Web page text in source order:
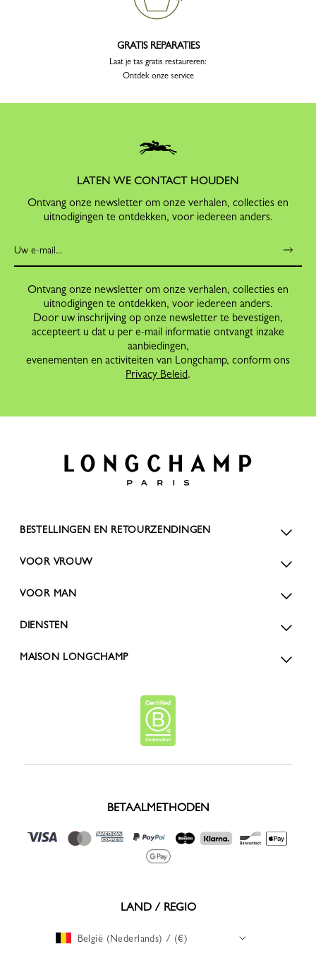
GRATIS REPARATIES
Laat je tas gratis restaureren:
Ontdek onze service
LATEN WE CONTACT HOUDEN
Ontvang onze newsletter om onze verhalen, collecties en
uitnodigingen te ontdekken, voor iedereen anders.
Ontvang onze newsletter om onze verhalen, collecties en
uitnodigingen te ontdekken, voor iedereen anders.
Door uw inschrijving op onze newsletter te bevestigen,
accepteert u dat u per e-mail informatie ontvangt inzake
aanbiedingen,
evenementen en activiteiten van Longchamp, conform ons
Privacy Beleid.
BESTELLINGEN EN RETOURZENDINGEN
VOOR VROUW
VOOR MAN
DIENSTEN
MAISON LONGCHAMP
BETAALMETHODEN
LAND / REGIO
België (Nederlands) / (€)